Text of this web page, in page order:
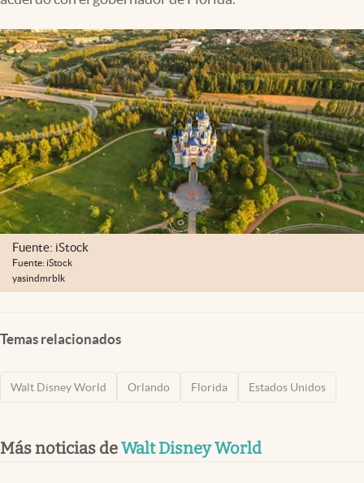
USA
Fuente: iStock
Fuente: iStock
yasindmrblk
Temas relacionados
Walt Disney World Orlando Florida Estados Unidos
Más noticias deWalt Disney World